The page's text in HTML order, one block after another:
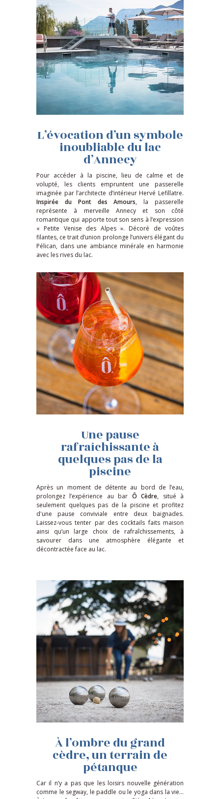
L’évocation d’un symbole
inoubliable du lac
d’Annecy
Pour accéder à la piscine, lieu de calme et de
volupté, les clients empruntent une passerelle
imaginée par l’architecte d’intérieur Hervé Lefillatre.
Inspirée du Pont des Amours, la passerelle
représente à merveille Annecy et son côté
romantique qui apporte tout son sens à l’expression
« Petite Venise des Alpes ». Décoré de voûtes
filantes, ce trait d’union prolonge l’univers élégant du
Pélican, dans une ambiance minérale en harmonie
avec les rives du lac.
Une pause
rafraîchissante à
quelques pas de la
piscine
Après un moment de détente au bord de l’eau,
prolongez l’expérience au bar Ô Cèdre, situé à
seulement quelques pas de la piscine et profitez
d'une pause conviviale entre deux baignades.
Laissez-vous tenter par des cocktails faits maison
ainsi qu’un large choix de rafraîchissements, à
savourer dans une atmosphère élégante et
décontractée face au lac.
À l’ombre du grand
cèdre, un terrain de
pétanque
Car il n’y a pas que les loisirs nouvelle génération
comme le segway, le paddle ou le yoga dans la vie...